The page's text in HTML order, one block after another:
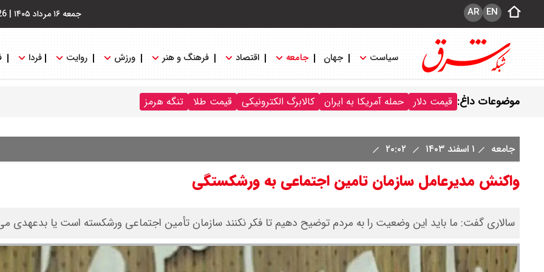
جمعه ۱۶ مرداد ۱۴۰۵ | EN
AR
سیاست جهان جامعه اقتصاد فرهنگ و هنر ورزش روایت فردا
موضوعات داغ: قیمت دلار حمله آمریکا به ایران کالابرگ الکترونیکی قیمت طلا تنگه هرمز
جامعه ۱ اسفند ۱۴۰۳
واکنش مدیرعامل سازمان تامین اجتماعی به ورشکستگی
سالاری گفت: ما باید این وضعیت را به مردم توضیح دهیم تا فکر نکنند سازمان تأمین اجتماعی ورشکسته است یا بدعهدی